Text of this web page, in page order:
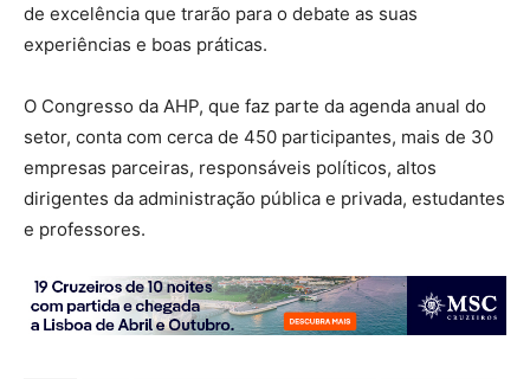
de excelência que trarão para o debate as suas
experiências e boas práticas.
O Congresso da AHP, que faz parte da agenda anual do
setor, conta com cerca de 450 participantes, mais de 30
empresas parceiras, responsáveis políticos, altos
dirigentes da administração pública e privada, estudantes
e professores.